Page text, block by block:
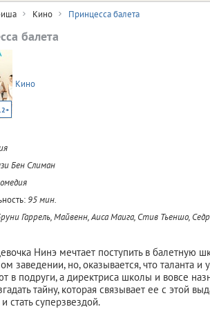
Кино Принцесса балета
балета
Кино
Бен Слиман
95 мин.
Гаррель, Майвенн, Аиса Маига, Стив Тьеншо,
Нинэ мечтает поступить в балетную
заведении, но, оказывается, что таланта
в подруги, а директриса школы и вовсе
тайну, которая связывает ее с этой
стать суперзвездой.